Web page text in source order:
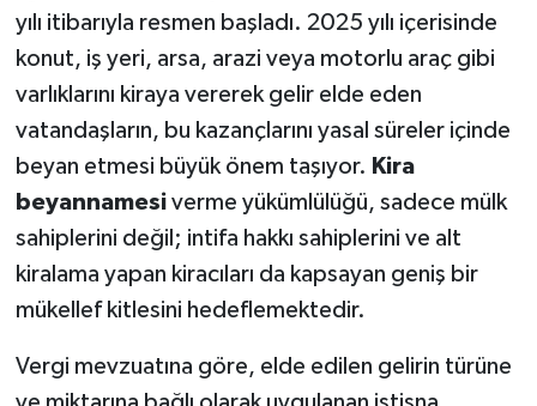
yılı itibarıyla resmen başladı. 2025 yılı içerisinde
konut, iş yeri, arsa, arazi veya motorlu araç gibi
varlıklarını kiraya vererek gelir elde eden
vatandaşların, bu kazançlarını yasal süreler içinde
beyan etmesi büyük önem taşıyor. Kira
beyannamesiverme yükümlülüğü, sadece mülk
sahiplerini değil; intifa hakkı sahiplerini ve alt
kiralama yapan kiracıları da kapsayan geniş bir
mükellef kitlesini hedeflemektedir.
Vergi mevzuatına göre, elde edilen gelirin türüne